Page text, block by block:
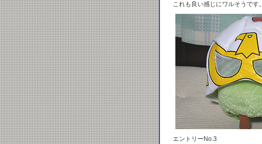
これも良い感じにワルそうです。
エントリーNo.3